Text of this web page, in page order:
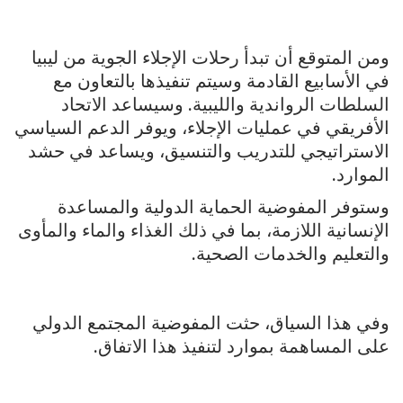
ومن المتوقع أن تبدأ رحلات الإجلاء الجوية من ليبيا
في الأسابيع القادمة وسيتم تنفيذها بالتعاون مع
السلطات الرواندية والليبية. وسيساعد الاتحاد
الأفريقي في عمليات الإجلاء، ويوفر الدعم السياسي
الاستراتيجي للتدريب والتنسيق، ويساعد في حشد
الموارد.
وستوفر المفوضية الحماية الدولية والمساعدة
الإنسانية اللازمة، بما في ذلك الغذاء والماء والمأوى
والتعليم والخدمات الصحية.
وفي هذا السياق، حثت المفوضية المجتمع الدولي
على المساهمة بموارد لتنفيذ هذا الاتفاق.